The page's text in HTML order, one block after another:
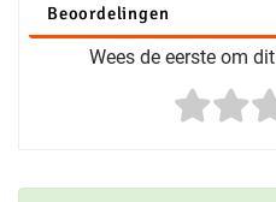
Beoordelingen
Wees de eerste om